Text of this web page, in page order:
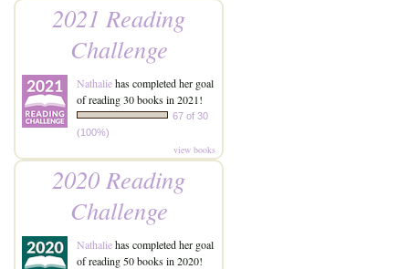
2021 Reading
Challenge
Nathaliehas completed her goal
of reading 30 books in 2021!
67 of 30
(100%)
view books
2020 Reading
Challenge
Nathaliehas completed her goal
of reading 50 books in 2020!